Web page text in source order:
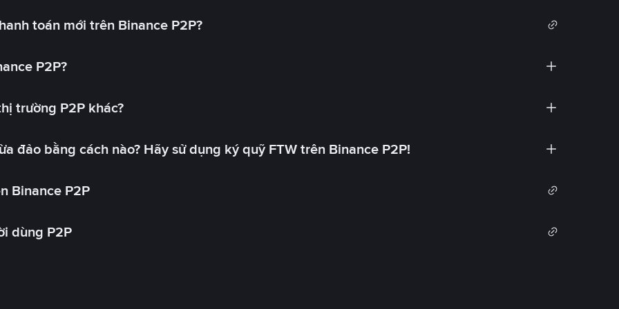
toán mới trên Binance P2P?
P2P?
trường P2P khác?
đảo bằng cách nào? Hãy sử dụng ký quỹ FTW trên Binance P2P!
Binance P2P
dùng P2P